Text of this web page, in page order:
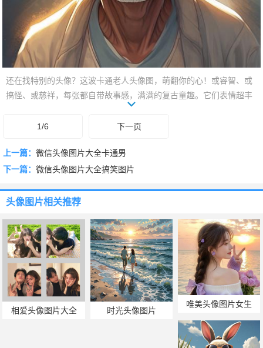
还在找特别的头像？这波卡通老人头像图，萌翻你的心！或睿智、或
搞怪、或慈祥，每张都自带故事感，满满的复古童趣。它们表情超丰
富，风格超多样，轻松匹配你的独特个性。无论是送给长辈，还是自
己换上，都能瞬间点亮你的社交主页，回头率UP！快来，总有一款让
1/6 下一页
上一篇： 微信头像图片大全卡通男
下一篇： 微信头像图片大全搞笑图片
头像图片相关推荐
相爱头像图片大全 时光头像图片
唯美头像图片女生